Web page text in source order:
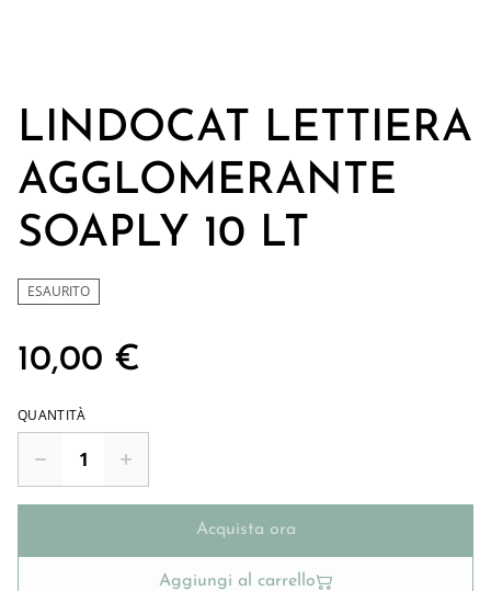
LINDOCAT LETTIERA
AGGLOMERANTE
SOAPLY 10 LT
ESAURITO
10,00 €
QUANTITÀ
Acquista ora
Aggiungi al carrello